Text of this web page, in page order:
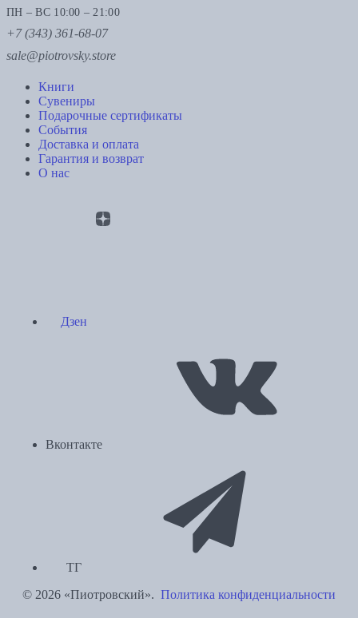
ПН – ВС 10:00 – 21:00
+7 (343) 361-68-07
sale@piotrovsky.store
Книги
Сувениры
Подарочные сертификаты
События
Доставка и оплата
Гарантия и возврат
О нас
Дзен
Вконтакте
ТГ
© 2026 «Пиотровский». Политика конфиденциальности